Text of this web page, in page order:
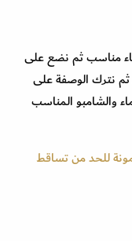
مناسب ثم نضع على
باستمرار لمدة 5 دقائق ثم نترك الوصفة على
بالماء والشامبو المناسب
للحد من تساقط